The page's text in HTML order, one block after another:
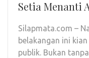
Setia Menanti
Silapmata.com –
belakangan ini
publik. Bukan